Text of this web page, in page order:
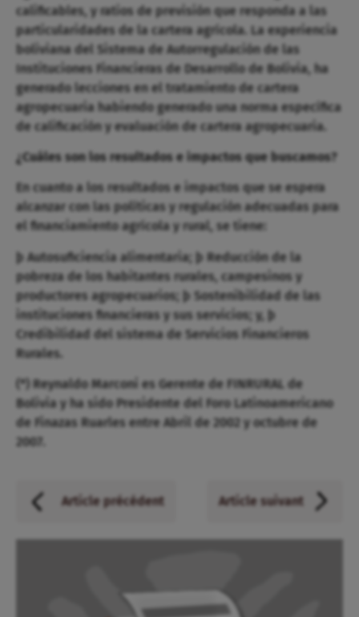
calificables, y ratios de previsión que responda a las
particularidades de la cartera agrícola. La experiencia
boliviana del Sistema de Autorregulación de las
Instituciones Financieras de Desarrollo de Bolivia, ha
generado lecciones en el tratamiento de cartera
agropecuaria habiendo generado una norma específica
de calificación y evaluación de cartera agropecuaria.
¿Cuáles son los resultados e impactos que buscamos?
En cuanto a los resultados e impactos que se espera
alcanzar con las políticas y regulación adecuadas para
el financiamiento agrícola y rural, se tiene:
þ Autosuficiencia alimentaria; þ Reducción de la
pobreza de los habitantes rurales, campesinos y
productores agropecuarios; þ Sostenibilidad de las
instituciones financieras y sus servicios; y, þ
Credibilidad del sistema de Servicios Financieros
Rurales.
(*) Reynaldo Marconi es Gerente de FINRURAL de
Bolivia y ha sido Presidente del Foro Latinoamericano
de Finazas Ruarles entre Abril de 2002 y octubre de
2007.
Article précédent Article suivant